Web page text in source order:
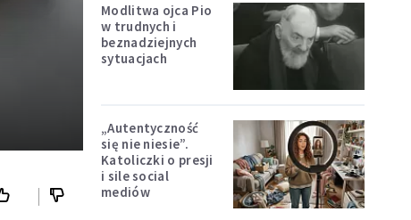
Modlitwa ojca Pio
w trudnych i
beznadziejnych
sytuacjach
„Autentyczność
się nie niesie”.
Katoliczki o presji
i sile social
mediów